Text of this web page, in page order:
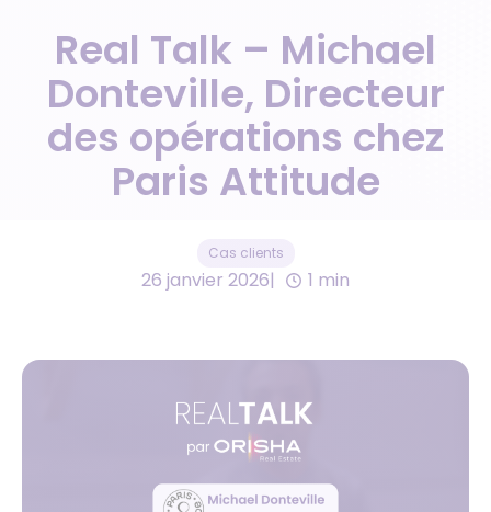
Real Talk – Michael
Donteville, Directeur
des opérations chez
Paris Attitude
Cas clients
26 janvier 2026 1 min